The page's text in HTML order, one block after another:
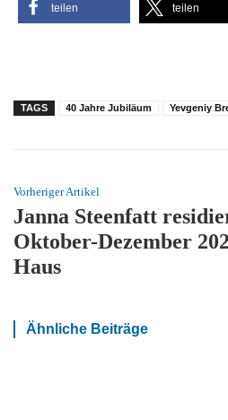
teilen teilen
TAGS 40 Jahre Jubiläum Yevgeniy
Vorheriger Artikel
Janna Steenfatt
Oktober-Dezember
Haus
Ähnliche Beiträge